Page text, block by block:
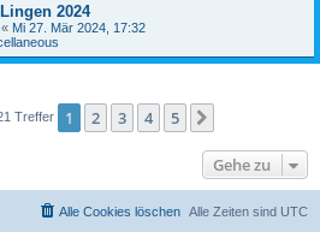
2024
« Mi 27. Mär 2024, 17:32
Treffer 1 2 3 4 5
Gehe zu
Alle Zeiten sind UTC
Alle Cookies löschen